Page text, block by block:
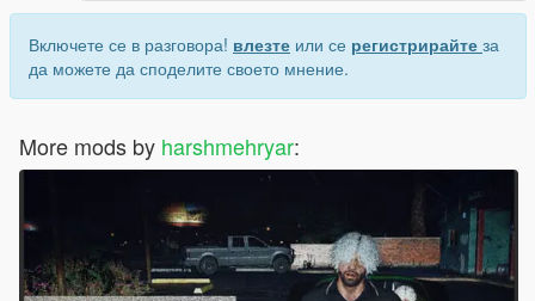
Включете се в разговора! влезте или се регистрирайте за
да можете да споделите своето мнение.
More mods by harshmehryar: